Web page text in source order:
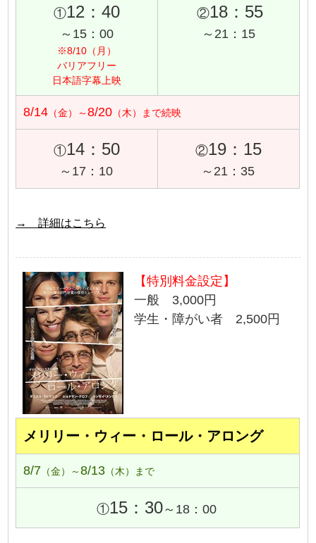
①12：40
～15：00
※8/10（月）
バリアフリー
日本語字幕上映
②18：55
～21：15
8/14 （金）～8/20 （木）まで続映
①14：50
～17：10
②19：15
～21：35
→ 詳細はこちら
【特別料金設定】
一般 3,000円
学生・障がい者 2,500円
メリリー・ウィー・ロール・アロング
8/7 （金）～8/13 （木）まで
①15：30～18：00